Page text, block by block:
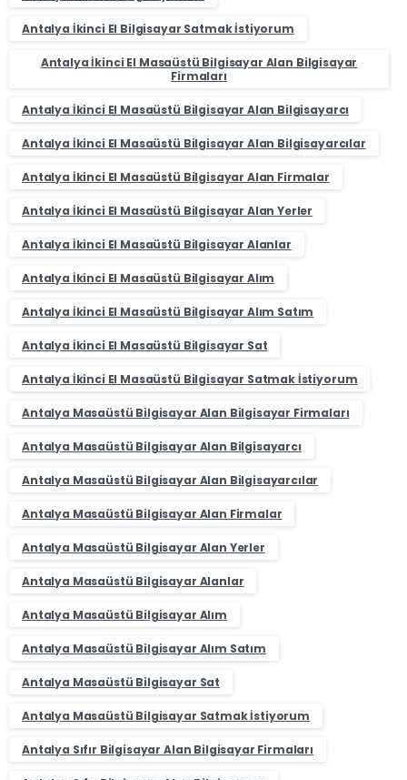
Antalya İkinci El Bilgisayar Satmak İstiyorum
Antalya İkinci El Masaüstü Bilgisayar Alan Bilgisayar
Firmaları
Antalya İkinci El Masaüstü Bilgisayar Alan Bilgisayarcı
Antalya İkinci El Masaüstü Bilgisayar Alan Bilgisayarcılar
Antalya İkinci El Masaüstü Bilgisayar Alan Firmalar
Antalya İkinci El Masaüstü Bilgisayar Alan Yerler
Antalya İkinci El Masaüstü Bilgisayar Alanlar
Antalya İkinci El Masaüstü Bilgisayar Alım
Antalya İkinci El Masaüstü Bilgisayar Alım Satım
Antalya İkinci El Masaüstü Bilgisayar Sat
Antalya İkinci El Masaüstü Bilgisayar Satmak İstiyorum
Antalya Masaüstü Bilgisayar Alan Bilgisayar Firmaları
Antalya Masaüstü Bilgisayar Alan Bilgisayarcı
Antalya Masaüstü Bilgisayar Alan Bilgisayarcılar
Antalya Masaüstü Bilgisayar Alan Firmalar
Antalya Masaüstü Bilgisayar Alan Yerler
Antalya Masaüstü Bilgisayar Alanlar
Antalya Masaüstü Bilgisayar Alım
Antalya Masaüstü Bilgisayar Alım Satım
Antalya Masaüstü Bilgisayar Sat
Antalya Masaüstü Bilgisayar Satmak İstiyorum
Antalya Sıfır Bilgisayar Alan Bilgisayar Firmaları